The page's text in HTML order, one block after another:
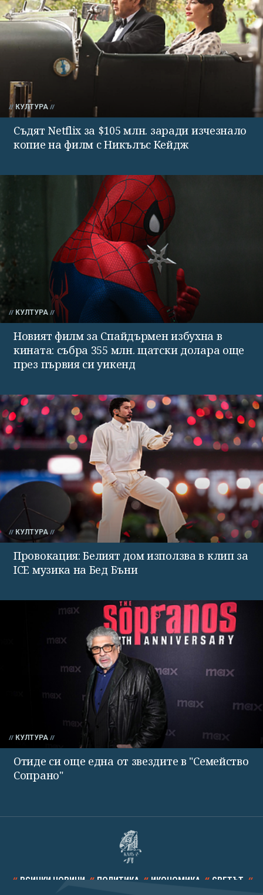
КУЛТУРА
Съдят Netflix за $105 млн. заради изчезнало
копие на филм с Никълъс Кейдж
КУЛТУРА
Новият филм за Спайдърмен избухна в
кината: събра 355 млн. щатски долара още
през първия си уикенд
КУЛТУРА
Провокация: Белият дом използва в клип за
ICE музика на Бед Бъни
КУЛТУРА
Отиде си още една от звездите в "Семейство
Сопрано"
ВСИЧКИ НОВИНИ ПОЛИТИКА ИКОНОМИКА СВЕТЪТ